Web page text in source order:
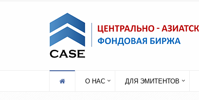
О НАС ДЛЯ ЭМИТЕНТОВ